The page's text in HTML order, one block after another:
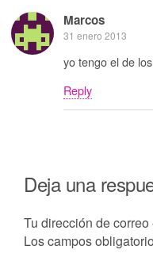
Marcos
31 enero 2013
yo tengo el de
Reply
Deja una
Tu dirección de
Los campos